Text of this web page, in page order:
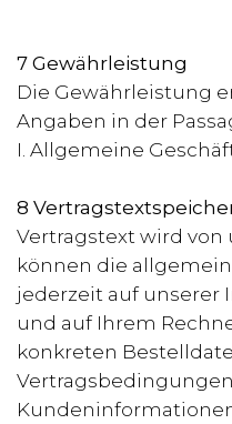
7 Gewährleistung
Die Gewährleistung
Angaben in der
I. Allgemeine
8
Vertragstext wird von
können die
jederzeit auf unserer
und auf Ihrem
konkreten